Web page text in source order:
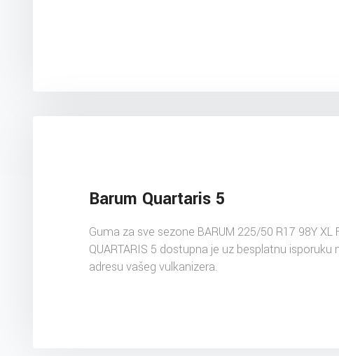
Barum Quartaris 5
Guma za sve sezone BARUM 225/50 R17 98Y XL
QUARTARIS 5 dostupna je uz besplatnu isporuku
adresu vašeg vulkanizera.